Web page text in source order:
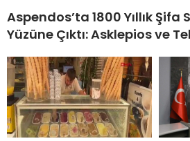
Aspendos’ta 1800 Yıllık Şifa
Yüzüne Çıktı: Asklepios ve